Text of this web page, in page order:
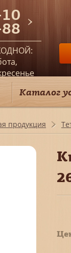
Каталог
продукция